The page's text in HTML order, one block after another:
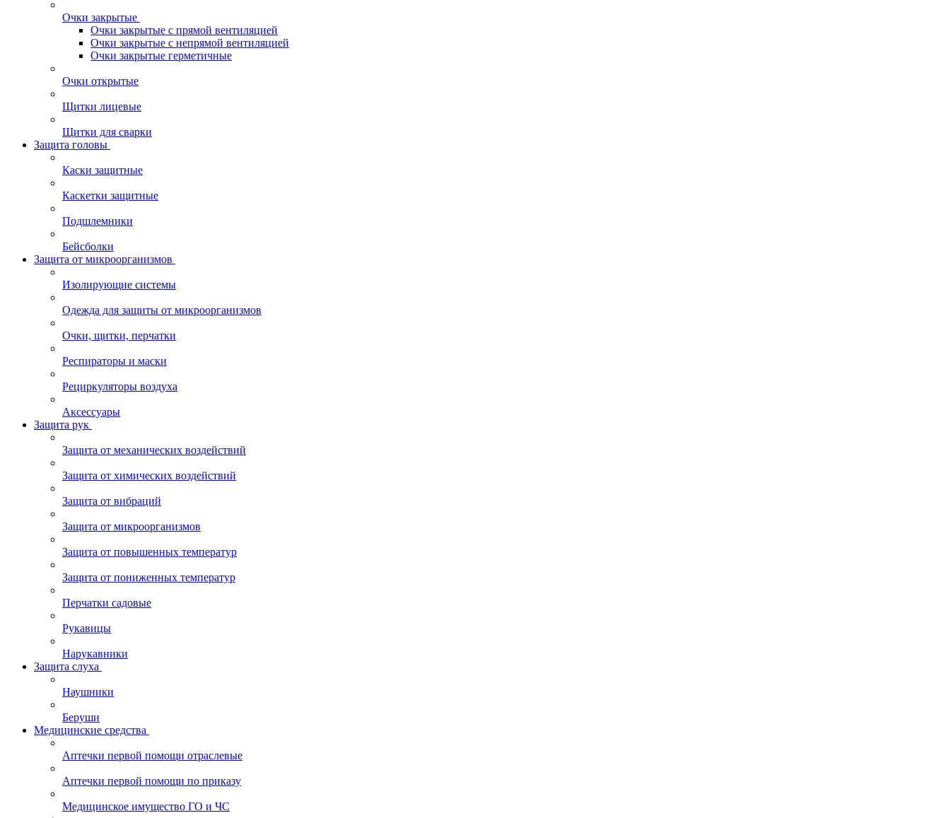
Очки закрытые
Очки закрытые с прямой вентиляцией
Очки закрытые с непрямой вентиляцией
Очки закрытые герметичные
Очки открытые
Щитки лицевые
Щитки для сварки
Защита головы
Каски защитные
Каскетки защитные
Подшлемники
Бейсболки
Защита от микроорганизмов
Изолирующие системы
Одежда для защиты от микроорганизмов
Очки, щитки, перчатки
Респираторы и маски
Рециркуляторы воздуха
Аксессуары
Защита рук
Защита от механических воздействий
Защита от химических воздействий
Защита от вибраций
Защита от микроорганизмов
Защита от повышенных температур
Защита от пониженных температур
Перчатки садовые
Рукавицы
Нарукавники
Защита слуха
Наушники
Беруши
Медицинские средства
Аптечки первой помощи отраслевые
Аптечки первой помощи по приказу
Медицинское имущество ГО и ЧС